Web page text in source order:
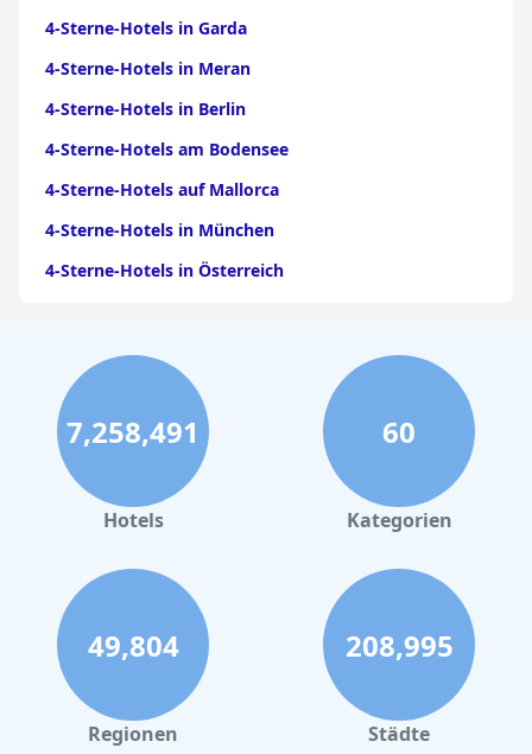
4-Sterne-Hotels in Garda
4-Sterne-Hotels in Meran
4-Sterne-Hotels in Berlin
4-Sterne-Hotels am Bodensee
4-Sterne-Hotels auf Mallorca
4-Sterne-Hotels in München
4-Sterne-Hotels in Österreich
4-Sterne-Hotels im Moseltal
4-Sterne-Hotels in Bayern
4-Sterne-Hotels in Tirol
4-Sterne-Hotels an der Ostsee
4-Sterne-Hotels in Deutschland
4-Sterne-Hotels in Dresden
4-Sterne-Hotels in Neustift im Stubaital
4-Sterne-Hotels in NRW
4-Sterne-Hotels in Baiersbronn
7,258,491
Hotels
60
Kategorien
49,804
Regionen
208,995
Städte